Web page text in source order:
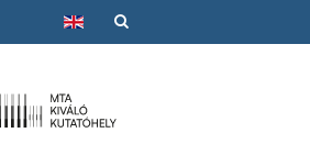
Válasszon nyelvet